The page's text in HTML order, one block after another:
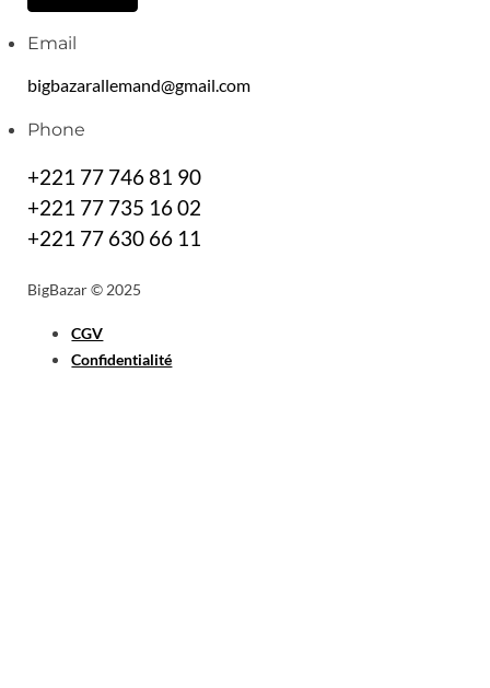
Email
bigbazarallemand@gmail.com
Phone
+221 77 746 81 90
+221 77 735 16 02
+221 77 630 66 11
BigBazar © 2025
CGV
Confidentialité